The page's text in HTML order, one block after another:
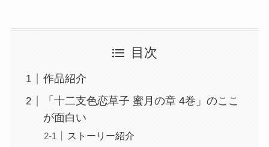
目次
作品紹介
「十二支色恋草子 蜜月の章 4巻」のここ
が面白い
ストーリー紹介